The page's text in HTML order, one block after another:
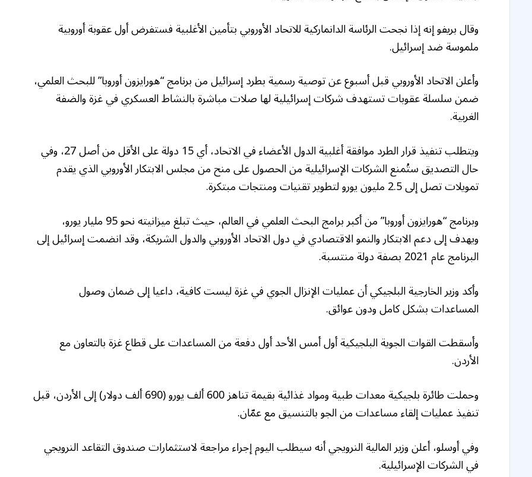
وقال بريفو إنه إذا نجحت الرئاسة الدانماركية للاتحاد الأوروبي بتأمين الأغلبية فستفرض أول عقوبة أوروبية
ملموسة ضد إسرائيل.
وأعلن الاتحاد الأوروبي قبل أسبوع عن توصية رسمية بطرد إسرائيل من برنامج “هورايزون أوروبا” للبحث العلمي،
ضمن سلسلة عقوبات تستهدف شركات إسرائيلية لها صلات مباشرة بالنشاط العسكري في غزة والضفة
الغربية.
ويتطلب تنفيذ قرار الطرد موافقة أغلبية الدول الأعضاء في الاتحاد، أي 15 دولة على الأقل من أصل 27، وفي
حال التصديق ستُمنع الشركات الإسرائيلية من الحصول على منح من مجلس الابتكار الأوروبي الذي يقدم
تمويلات تصل إلى 2.5 مليون يورو لتطوير تقنيات ومنتجات مبتكرة.
وبرنامج “هورايزون أوروبا” من أكبر برامج البحث العلمي في العالم، حيث تبلغ ميزانيته نحو 95 مليار يورو،
ويهدف إلى دعم الابتكار والنمو الاقتصادي في دول الاتحاد الأوروبي والدول الشريكة، وقد انضمت إسرائيل إلى
البرنامج عام 2021 بصفة دولة منتسبة.
وأكد وزير الخارجية البلجيكي أن عمليات الإنزال الجوي في غزة ليست كافية، داعيا إلى ضمان وصول
المساعدات بشكل كامل ودون عوائق.
وأسقطت القوات الجوية البلجيكية أول أمس الأحد أول دفعة من المساعدات على قطاع غزة بالتعاون مع
الأردن.
وحملت طائرة بلجيكية معدات طبية ومواد غذائية بقيمة تناهز 600 ألف يورو (690 ألف دولار) إلى الأردن، قبل
تنفيذ عمليات إلقاء مساعدات من الجو بالتنسيق مع عمّان.
وفي أوسلو، أعلن وزير المالية النرويجي أنه سيطلب اليوم إجراء مراجعة لاستثمارات صندوق التقاعد النرويجي
في الشركات الإسرائيلية.